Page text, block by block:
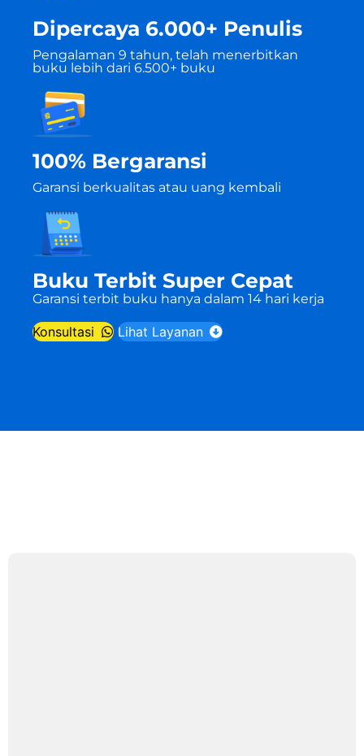
Dipercaya 6.000+ Penulis
Pengalaman 9 tahun, telah menerbitkan
buku lebih dari 6.500+ buku
100% Bergaransi
Garansi berkualitas atau uang kembali
Buku Terbit Super Cepat
Garansi terbit buku hanya dalam 14 hari kerja
Konsultasi Lihat Layanan